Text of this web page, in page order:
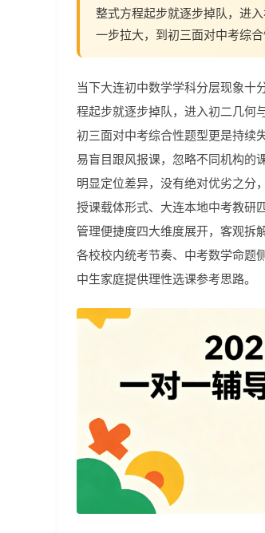
整式方程起步就逐步掉队，进
一步拉大，到初三面对中考综合
当下大连初中数学学科分层现象十
程起步就逐步掉队，进入初二几何
初三面对中考综合性题型更是持续
易盲目跟风报课，忽略不同机构的
明显定位差异，没有绝对优劣之分
授课载体形式、大连本地中考教研
管理便捷度四大维度展开，客观拆
各校校内统考节奏、中考数学命题
中生家庭提供理性选课参考思路。